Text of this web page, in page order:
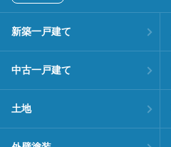
新築一戸建て
中古一戸建て
土地